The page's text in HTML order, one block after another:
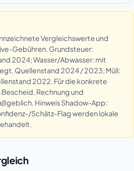
Vergleichswerte und
Gebühren. Grundsteuer:
2024; Wasser/Abwasser: mit
Quellenstand 2024 / 2023; Müll:
2022. Für die konkrete
Rechnung und
Hinweis Shadow-App:
Schätz-Flag werden lokale